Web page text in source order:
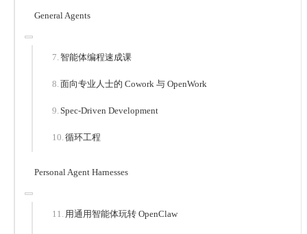
General Agents
智能体编程速成课
面向专业人士的 Cowork 与 OpenWork
Spec-Driven Development
循环工程
Personal Agent Harnesses
用通用智能体玩转 OpenClaw